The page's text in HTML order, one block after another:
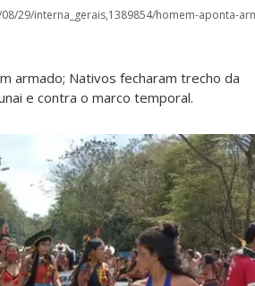
29/interna_gerais,1389854/homem-aponta-
armado; Nativos fecharam trecho da
e contra o marco temporal.